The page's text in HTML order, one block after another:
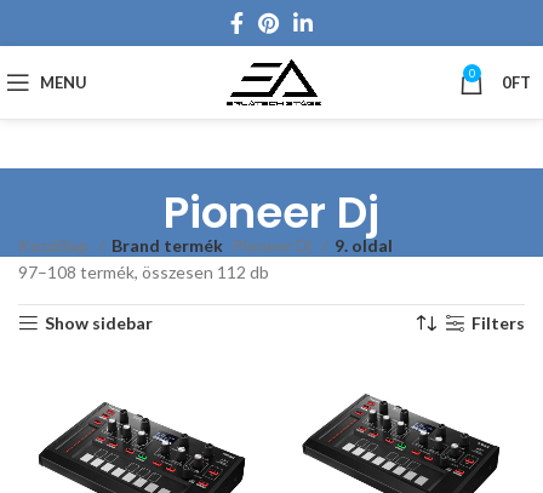
MENU 0 0FT
Pioneer Dj
Kezdőlap Brand termék Pioneer Dj
9. oldal
97–108 termék, összesen 112 db
Show sidebar Filters